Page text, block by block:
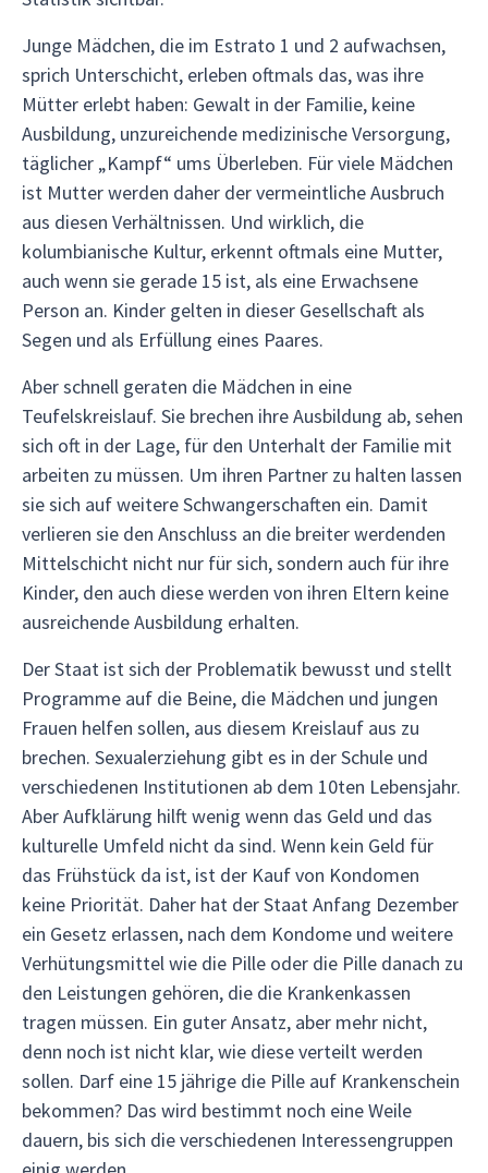
Junge Mädchen, die im Estrato 1 und 2 aufwachsen,
sprich Unterschicht, erleben oftmals das, was ihre
Mütter erlebt haben: Gewalt in der Familie, keine
Ausbildung, unzureichende medizinische Versorgung,
täglicher „Kampf“ ums Überleben. Für viele Mädchen
ist Mutter werden daher der vermeintliche Ausbruch
aus diesen Verhältnissen. Und wirklich, die
kolumbianische Kultur, erkennt oftmals eine Mutter,
auch wenn sie gerade 15 ist, als eine Erwachsene
Person an. Kinder gelten in dieser Gesellschaft als
Segen und als Erfüllung eines Paares.
Aber schnell geraten die Mädchen in eine
Teufelskreislauf. Sie brechen ihre Ausbildung ab, sehen
sich oft in der Lage, für den Unterhalt der Familie mit
arbeiten zu müssen. Um ihren Partner zu halten lassen
sie sich auf weitere Schwangerschaften ein. Damit
verlieren sie den Anschluss an die breiter werdenden
Mittelschicht nicht nur für sich, sondern auch für ihre
Kinder, den auch diese werden von ihren Eltern keine
ausreichende Ausbildung erhalten.
Der Staat ist sich der Problematik bewusst und stellt
Programme auf die Beine, die Mädchen und jungen
Frauen helfen sollen, aus diesem Kreislauf aus zu
brechen. Sexualerziehung gibt es in der Schule und
verschiedenen Institutionen ab dem 10ten Lebensjahr.
Aber Aufklärung hilft wenig wenn das Geld und das
kulturelle Umfeld nicht da sind. Wenn kein Geld für
das Frühstück da ist, ist der Kauf von Kondomen
keine Priorität. Daher hat der Staat Anfang Dezember
ein Gesetz erlassen, nach dem Kondome und weitere
Verhütungsmittel wie die Pille oder die Pille danach zu
den Leistungen gehören, die die Krankenkassen
tragen müssen. Ein guter Ansatz, aber mehr nicht,
denn noch ist nicht klar, wie diese verteilt werden
sollen. Darf eine 15 jährige die Pille auf Krankenschein
bekommen? Das wird bestimmt noch eine Weile
dauern, bis sich die verschiedenen Interessengruppen